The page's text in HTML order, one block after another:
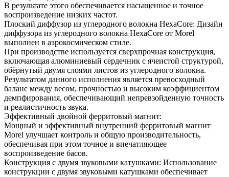
В результате этого обеспечивается насыщенное и точное
воспроизведение низких частот.
Плоский диффузор из углеродного волокна HexaCore: Дизайн
диффузора из углеродного волокна HexaCore от Morel
выполнен в аэрокосмическом стиле.
При производстве используется сверхпрочная конструкция,
включающая алюминиевый сердечник с ячеистой структурой,
обёрнутый двумя слоями листов из углеродного волокна.
Результатом данного исполнения является превосходный
баланс между весом, прочностью и высоким коэффициентом
демпфирования, обеспечивающий непревзойденную точность
и реалистичность звука.
Эффективный двойной ферритовый магнит:
Мощный и эффективный внутренний ферритовый магнит
Morel улучшает контроль и общую производительность,
обеспечивая при этом точное и впечатляющее
воспроизведение басов.
Конструкция с двумя звуковыми катушками: Использование
конструкции с двумя звуковыми катушками обеспечивает